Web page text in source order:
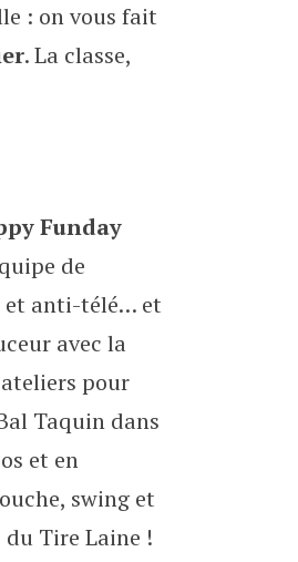
: on vous fait
. La classe,
Funday
de
et anti-télé… et
avec la
pour
Taquin dans
et en
swing et
Tire Laine !